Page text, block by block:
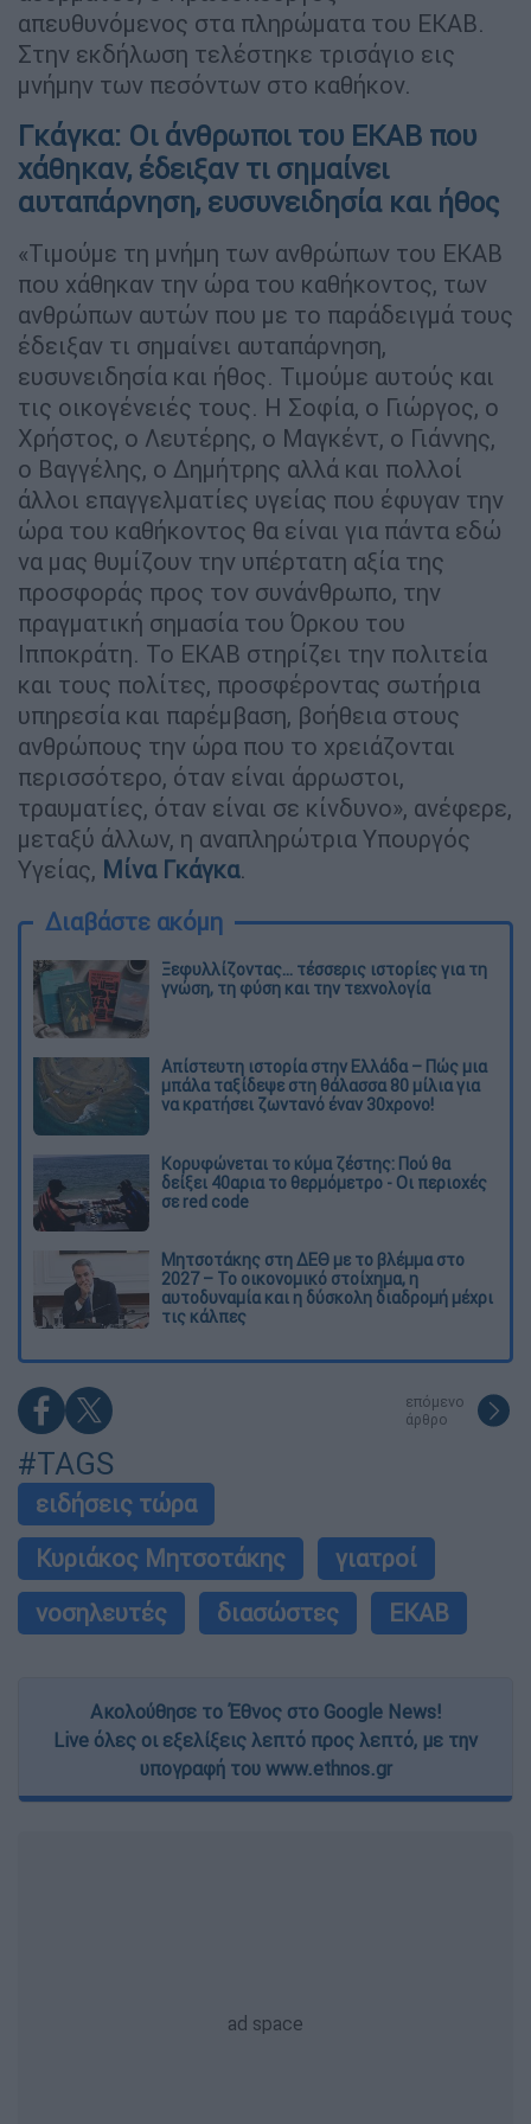
απευθυνόμενος στα πληρώματα του ΕΚΑΒ.
Στην εκδήλωση τελέστηκε τρισάγιο εις
μνήμην των πεσόντων στο καθήκον.
Γκάγκα: Οι άνθρωποι του ΕΚΑΒ που
χάθηκαν, έδειξαν τι σημαίνει
αυταπάρνηση, ευσυνειδησία και ήθος
«Τιμούμε τη μνήμη των ανθρώπων του ΕΚΑΒ
που χάθηκαν την ώρα του καθήκοντος, των
ανθρώπων αυτών που με το παράδειγμά τους
έδειξαν τι σημαίνει αυταπάρνηση,
ευσυνειδησία και ήθος. Τιμούμε αυτούς και
τις οικογένειές τους. Η Σοφία, ο Γιώργος, ο
Χρήστος, ο Λευτέρης, ο Μαγκέντ, ο Γιάννης,
ο Βαγγέλης, ο Δημήτρης αλλά και πολλοί
άλλοι επαγγελματίες υγείας που έφυγαν την
ώρα του καθήκοντος θα είναι για πάντα εδώ
να μας θυμίζουν την υπέρτατη αξία της
προσφοράς προς τον συνάνθρωπο, την
πραγματική σημασία του Όρκου του
Ιπποκράτη. Το ΕΚΑΒ στηρίζει την πολιτεία
και τους πολίτες, προσφέροντας σωτήρια
υπηρεσία και παρέμβαση, βοήθεια στους
ανθρώπους την ώρα που το χρειάζονται
περισσότερο, όταν είναι άρρωστοι,
τραυματίες, όταν είναι σε κίνδυνο», ανέφερε,
μεταξύ άλλων, η αναπληρώτρια Υπουργός
Υγείας, Μίνα Γκάγκα.
Διαβάστε ακόμη
Ξεφυλλίζοντας... τέσσερις ιστορίες για τη
γνώση, τη φύση και την τεχνολογία
Απίστευτη ιστορία στην Ελλάδα – Πώς μια
μπάλα ταξίδεψε στη θάλασσα 80 μίλια για
να κρατήσει ζωντανό έναν 30χρονο!
Κορυφώνεται το κύμα ζέστης: Πού θα
δείξει 40αρια το θερμόμετρο - Οι περιοχές
σε red code
Μητσοτάκης στη ΔΕΘ με το βλέμμα στο
2027 – Το οικονομικό στοίχημα, η
αυτοδυναμία και η δύσκολη διαδρομή μέχρι
τις κάλπες
επόμενο
άρθρο
#TAGS
ειδήσεις τώρα
Κυριάκος Μητσοτάκης
γιατροί
νοσηλευτές
διασώστες ΕΚΑΒ
Ακολούθησε το Έθνος στο Google News!
Live όλες οι εξελίξεις λεπτό προς λεπτό, με την
υπογραφή του www.ethnos.gr